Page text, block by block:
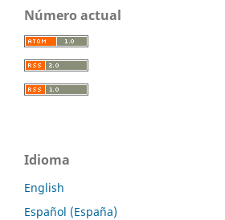
Número actual
Idioma
English
Español (España)